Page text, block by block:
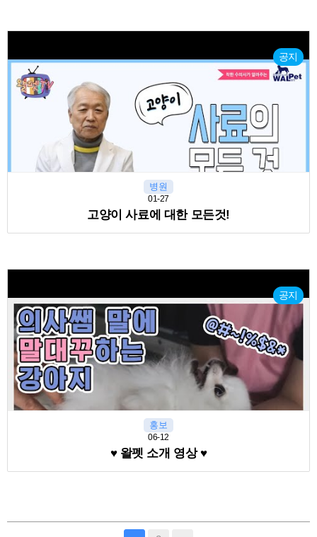
공지
병원
01-27
고양이 사료에 대한 모든것!
공지
홍보
06-12
♥ 왈펫 소개 영상 ♥